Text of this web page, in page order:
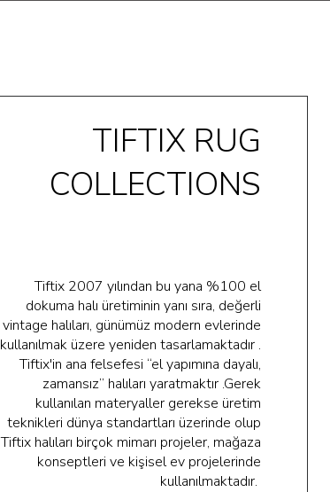
TIFTIX RUG
COLLECTIONS
Tiftix 2007 yılından bu yana %100 el
dokuma halı üretiminin yanı sıra, değerli
vintage halıları, günümüz modern evlerinde
kullanılmak üzere yeniden tasarlamaktadır .
Tiftix'in ana felsefesi “el yapımına dayalı,
zamansız” halıları yaratmaktır .Gerek
kullanılan materyaller gerekse üretim
teknikleri dünya standartları üzerinde olup
Tiftix halıları birçok mimarı projeler, mağaza
konseptleri ve kişisel ev projelerinde
kullanılmaktadır.